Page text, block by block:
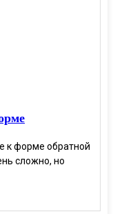
к форме обратной
сложно, но